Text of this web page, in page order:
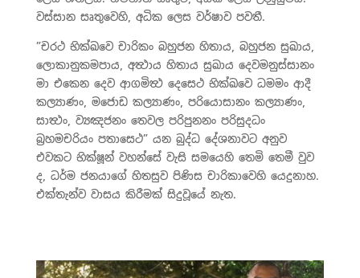
වස්සාන සෘතුවෙහි, අධික ලෙස වර්ෂාව පවතී.
”චරථ භික්ඛවෙ චාරිකං බහුජන හිතාය, බහුජන සුඛාය,
ලොකානුකමපාය, අත්‍ථාය හිතාය සුඛාය දෙවමනුස්සානං
මා එකෙන දෙව ආගමිත්‍ථ දෙසෙථ භික්ඛවෙ ධමමං ආදී
කල්‍යාණං, මජොඩ කල්‍යාණං, පරියොසානං කල්‍යාණං,
සාත්‍ථං, ව්‍යඤජනං තෙවල පරිපුනනං පරිසුදධං
බ‍්‍රහමචරියං පතාසෙථ” යන බුද්ධ දේශනාවට අනුව
එවකට භික්ෂූන් වහන්සේ වැසි සමයෙහි තෙමි තෙමී වුව
ද, ධර්ම ජනයාගේ හිතසුව පිණිස චාරිකාවෙහි යෙදුනාහ.
එක්තැන්ව වාසය කිරීමක් සිදුවූයේ නැත.